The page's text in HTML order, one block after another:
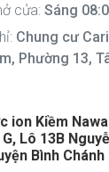
cửa: Sáng
Chung cư
Phường 13,
ion Kiềm
Lô 13B
Bình Chánh